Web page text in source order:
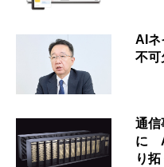
AIネ
不可
通信
に
り拓